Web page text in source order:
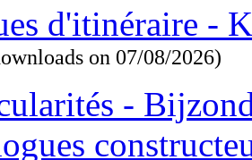
d'itinéraire -
on 07/08/2026)
-